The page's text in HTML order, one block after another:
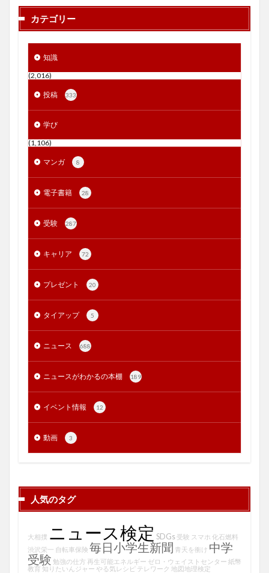
カテゴリー
知識
(2,016)
投稿 333
学び
(1,106)
マンガ 8
電子書籍 28
受験 287
キャリア 72
プレゼント 20
タイアップ 5
ニュース 688
ニュースがわかるの本棚 189
イベント情報 12
動画 3
人気のタグ
大相撲 ニュース検定 SDGs 受験 スマホ 化石燃料
渋沢栄一 自転車保険 毎日小学生新聞 青天を衝け 中学
受験 勉強の仕方 再生可能エネルギー ゼロ・ウェイストセンター 紙幣
教育 知りたいんジャー やる気レシピ テレワーク 地図地理検定